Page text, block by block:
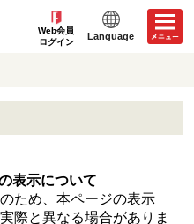
Web会員
ログイン
Language
表示について
ため、本ページの表示
際と異なる場合がありま